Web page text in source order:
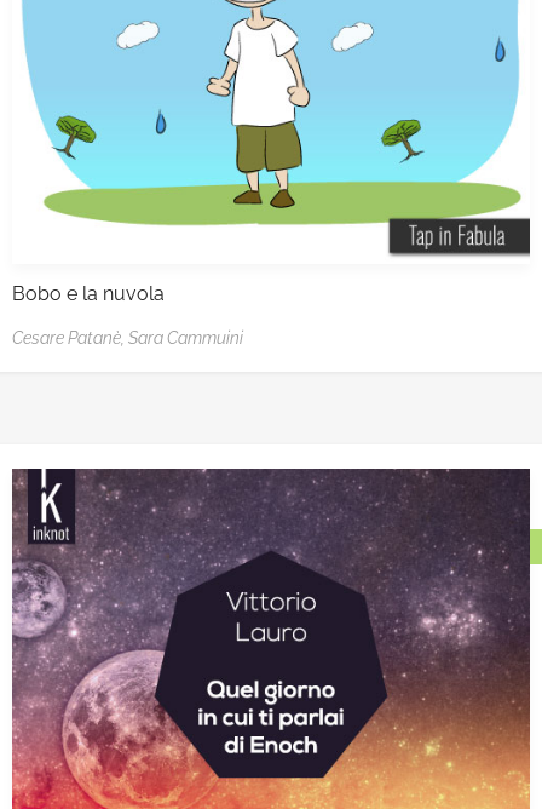
Bobo e la nuvola
Cesare Patanè, Sara Cammuini